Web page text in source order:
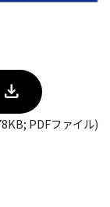
PDFファイル)